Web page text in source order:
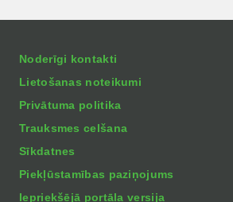
Noderīgi kontakti
Lietošanas noteikumi
Privātuma politika
Trauksmes celšana
Sīkdatnes
Piekļūstamības paziņojums
Iepriekšējā portāla versija